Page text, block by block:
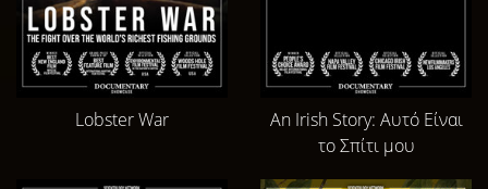
Lobster War
An Irish Story: Αυτό Είναι
το Σπίτι μου